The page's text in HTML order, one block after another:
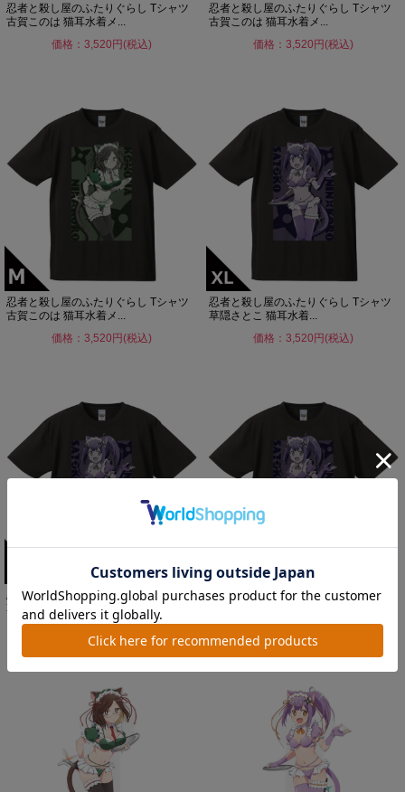
忍者と殺し屋のふたりぐらし Tシャツ
古賀このは 猫耳水着メ...
価格：3,520円(税込)
忍者と殺し屋のふたりぐらし Tシャツ
古賀このは 猫耳水着メ...
価格：3,520円(税込)
忍者と殺し屋のふたりぐらし Tシャツ
古賀このは 猫耳水着メ...
価格：3,520円(税込)
忍者と殺し屋のふたりぐらし Tシャツ
草隠さとこ 猫耳水着...
価格：3,520円(税込)
忍者と殺し屋のふたりぐらし Tシャツ
草隠さとこ 猫耳水着...
忍者と殺し屋のふたりぐらし Tシャツ